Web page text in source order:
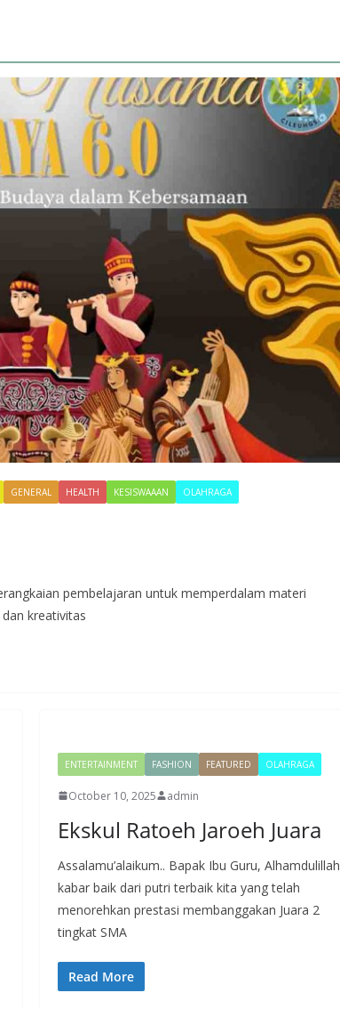
GENERAL HEALTH KESISWAAAN OLAHRAGA
pembelajaran untuk memperdalam materi
kreativitas
ENTERTAINMENT FASHION FEATURED OLAHRAGA
October 10, 2025 admin
Ekskul Ratoeh Jaroeh Juara
Assalamu’alaikum.. Bapak Ibu Guru, Alhamdulillah
kabar baik dari putri terbaik kita yang telah
menorehkan prestasi membanggakan Juara 2
tingkat SMA
Read More